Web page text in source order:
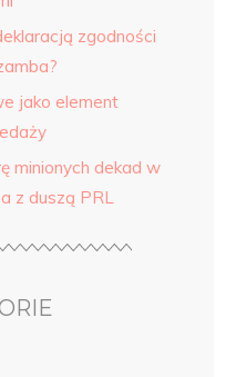
zgodności
jako element
minionych dekad w
z duszą PRL